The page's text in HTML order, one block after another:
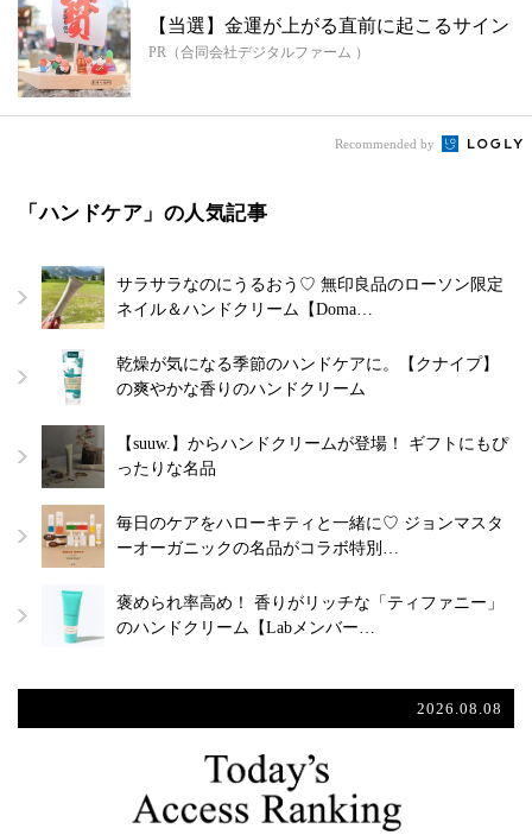
【当選】金運が上がる直前に起こるサイン
PR（合同会社デジタルファーム ）
Recommended by
「ハンドケア」の人気記事
サラサラなのにうるおう♡ 無印良品のローソン限定
ネイル＆ハンドクリーム【Doma…
乾燥が気になる季節のハンドケアに。【クナイプ】
の爽やかな香りのハンドクリーム
【suuw.】からハンドクリームが登場！ ギフトにもぴ
ったりな名品
毎日のケアをハローキティと一緒に♡ ジョンマスタ
ーオーガニックの名品がコラボ特別…
褒められ率高め！ 香りがリッチな「ティファニー」
のハンドクリーム【Labメンバー…
2026.08.08